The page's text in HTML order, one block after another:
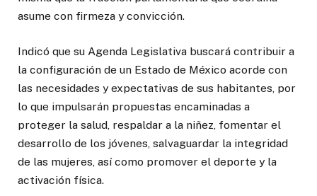
asume con firmeza y convicción.
Indicó que su Agenda Legislativa buscará contribuir a
la configuración de un Estado de México acorde con
las necesidades y expectativas de sus habitantes, por
lo que impulsarán propuestas encaminadas a
proteger la salud, respaldar a la niñez, fomentar el
desarrollo de los jóvenes, salvaguardar la integridad
de las mujeres, así como promover el deporte y la
activación física.